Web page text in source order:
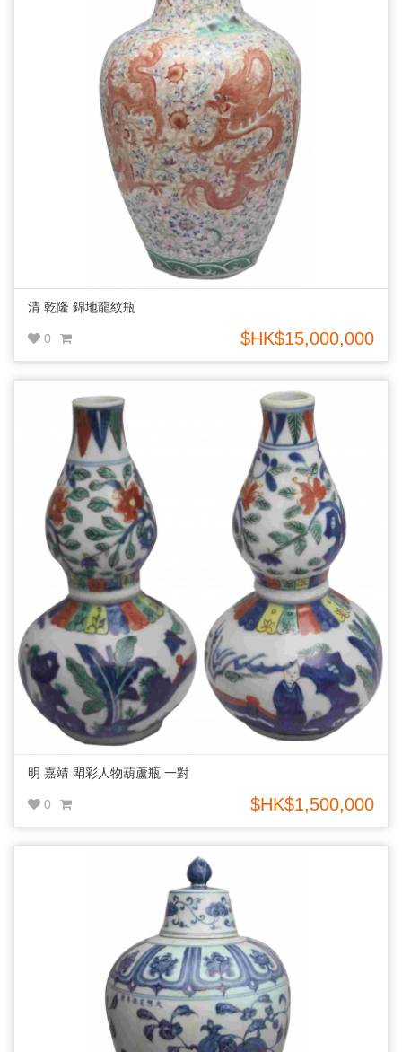
清 乾隆 錦地龍紋瓶
0 $HK$15,000,000
明 嘉靖 閗彩人物葫蘆瓶 一對
0 $HK$1,500,000